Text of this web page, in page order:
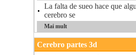
La falta de sueo hace que
cerebro se
Mai mult
Cerebro partes 3d